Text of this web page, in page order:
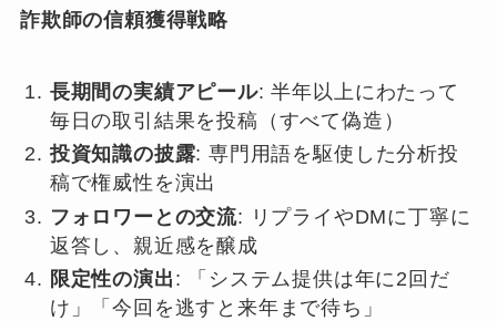
詐欺師の信頼獲得戦略
長期間の実績アピール: 半年以上にわたって
毎日の取引結果を投稿（すべて偽造）
投資知識の披露: 専門用語を駆使した分析投
稿で権威性を演出
フォロワーとの交流: リプライやDMに丁寧に
返答し、親近感を醸成
限定性の演出 : 「システム提供は年に2回だ
け」「今回を逃すと来年まで待ち」